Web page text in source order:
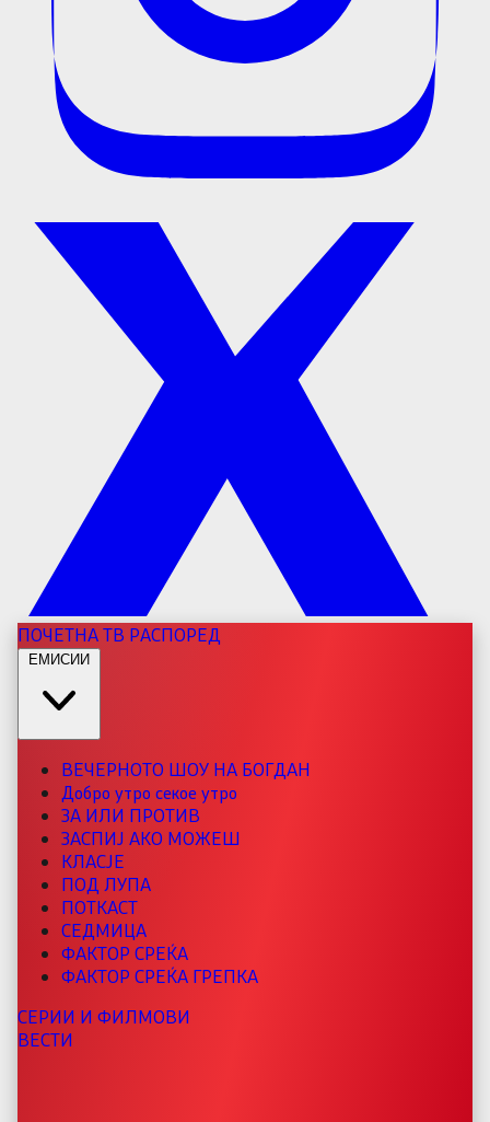
ПОЧЕТНАТВ РАСПОРЕД
ЕМИСИИ
ВЕЧЕРНОТО ШОУ НА БОГДАН
Добро утро секое утро
ЗА ИЛИ ПРОТИВ
ЗАСПИЈ АКО МОЖЕШ
КЛАСЈЕ
ПОД ЛУПА
ПОТКАСТ
СЕДМИЦА
ФАКТОР СРЕЌА
ФАКТОР СРЕЌА ГРЕПКА
СЕРИИ И ФИЛМОВИ
ВЕСТИ